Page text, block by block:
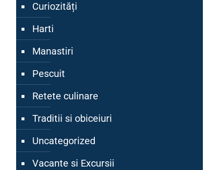
Curiozități
Harti
Manastiri
Pescuit
Retete culinare
Traditii si obiceiuri
Uncategorized
Vacante si Excursii